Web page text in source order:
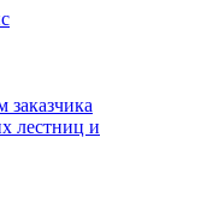
заказчика
лестниц и